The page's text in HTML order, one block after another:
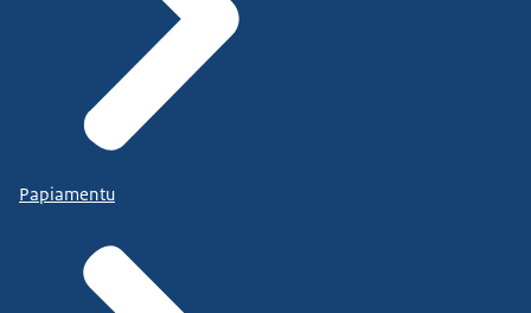
Papiamentu